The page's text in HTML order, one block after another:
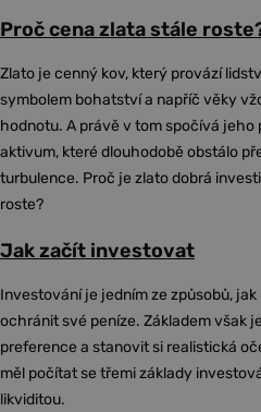
Proč cena zlata stále
Zlato je cenný kov, který provází
symbolem bohatství a napříč věky
hodnotu. A právě v tom spočívá
aktivum, které dlouhodobě obstálo
turbulence. Proč je zlato dobrá
roste?
Jak začít investovat
Investování je jedním ze způsobů,
ochránit své peníze. Základem však
preference a stanovit si realistická
měl počítat se třemi základy
likviditou.